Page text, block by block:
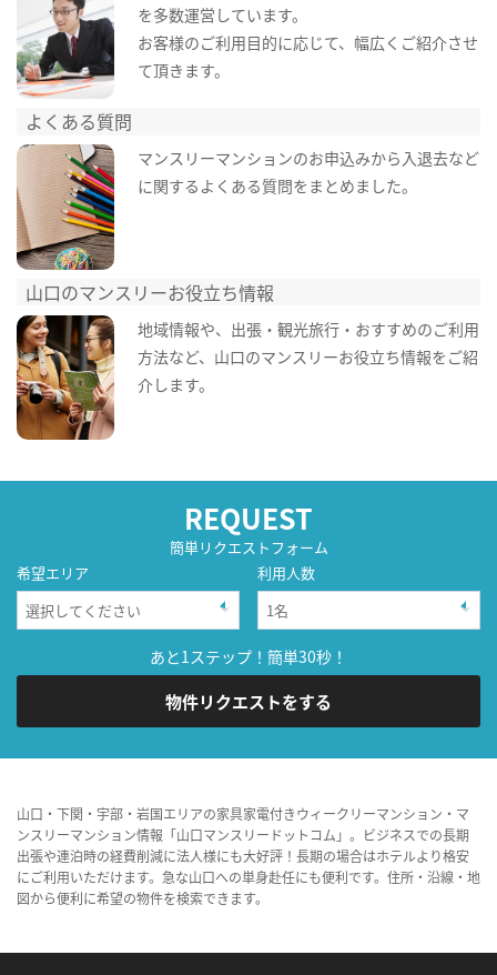
を多数運営しています。
お客様のご利用目的に応じて、幅広くご紹介させ
て頂きます。
よくある質問
マンスリーマンションのお申込みから入退去など
に関するよくある質問をまとめました。
山口のマンスリーお役立ち情報
地域情報や、出張・観光旅行・おすすめのご利用
方法など、山口のマンスリーお役立ち情報をご紹
介します。
REQUEST
簡単リクエストフォーム
希望エリア
利用人数
あと1ステップ！簡単30秒！
物件リクエストをする
山口・下関・宇部・岩国エリアの家具家電付きウィークリーマンション・マ
ンスリーマンション情報「山口マンスリードットコム」。ビジネスでの長期
出張や連泊時の経費削減に法人様にも大好評！長期の場合はホテルより格安
にご利用いただけます。急な山口への単身赴任にも便利です。住所・沿線・地
図から便利に希望の物件を検索できます。